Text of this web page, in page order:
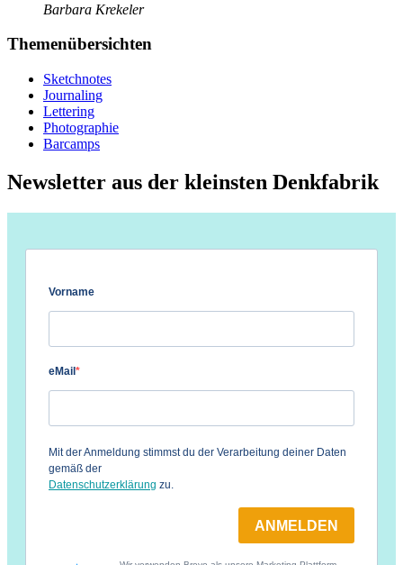
Barbara Krekeler
Themenübersichten
Sketchnotes
Journaling
Lettering
Photographie
Barcamps
Newsletter aus der kleinsten Denkfabrik